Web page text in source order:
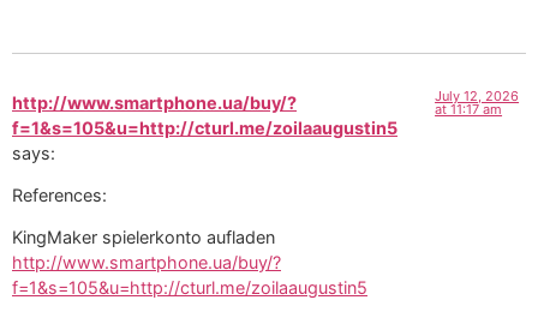
http://www.smartphone.ua/buy/?
f=1&s=105&u=http://cturl.me/zoilaaugustin5
says:
July 12, 2026
at 11:17 am
References:
KingMaker spielerkonto aufladen
http://www.smartphone.ua/buy/?
f=1&s=105&u=http://cturl.me/zoilaaugustin5